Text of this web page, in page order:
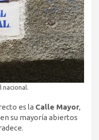
es la Calle Mayor,
su mayoría abiertos